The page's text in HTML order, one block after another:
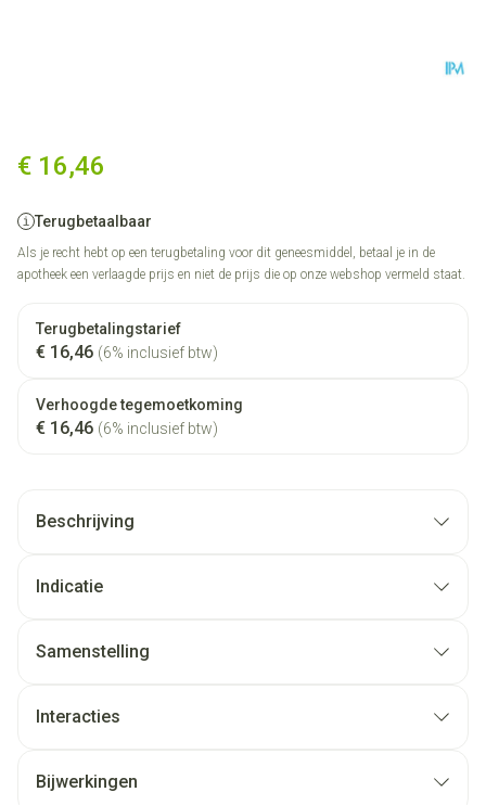
€ 16,46
Terugbetaalbaar
Als je recht hebt op een terugbetaling voor dit geneesmiddel, betaal je in de
apotheek een verlaagde prijs en niet de prijs die op onze webshop vermeld staat.
Terugbetalingstarief
€ 16,46 (6% inclusief btw)
Verhoogde tegemoetkoming
€ 16,46 (6% inclusief btw)
Beschrijving
Indicatie
Samenstelling
Interacties
Bijwerkingen